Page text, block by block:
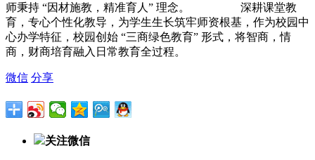
师秉持 “因材施教，精准育人” 理念。 深耕课堂教
育，专心个性化教导，为学生生长筑牢师资根基，作为校园中
心办学特征，校园创始 “三商绿色教育” 形式，将智商，情
商，财商培育融入日常教育全过程。
微信 分享
关注微信